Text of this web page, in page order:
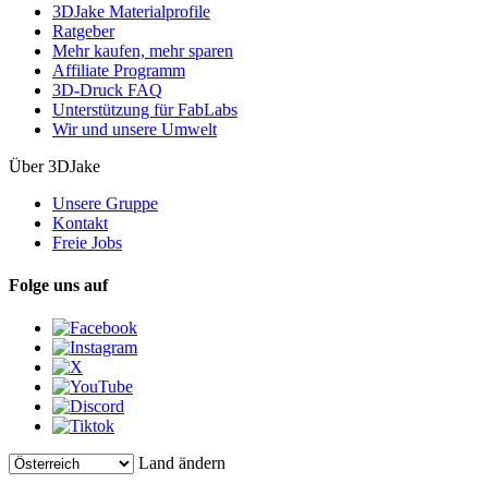
3DJake Materialprofile
Ratgeber
Mehr kaufen, mehr sparen
Affiliate Programm
3D-Druck FAQ
Unterstützung für FabLabs
Wir und unsere Umwelt
Über 3DJake
Unsere Gruppe
Kontakt
Freie Jobs
Folge uns auf
Land ändern